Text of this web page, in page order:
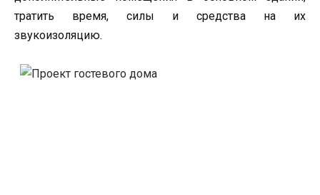
тратить время, силы и средства на их
звукоизоляцию.